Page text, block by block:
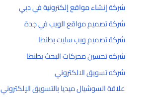
شركة إنشاء مواقع إلكترونية في دبي
شركة تصميم مواقع الويب في جدة
شركة تصميم ويب سايت بطنطا
شركه تحسين محركات البحث بطنطا
شركه تسويق الالكتروني
علاقة السوشيال ميديا بالتسويق الإلكتروني